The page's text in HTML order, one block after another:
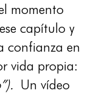
momento
capítulo y
confianza en
vida propia:
Un vídeo